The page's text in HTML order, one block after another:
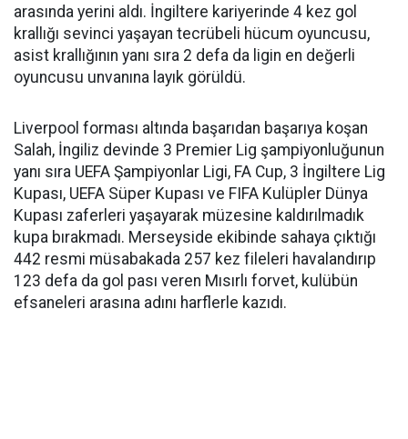
arasında yerini aldı. İngiltere kariyerinde 4 kez gol
krallığı sevinci yaşayan tecrübeli hücum oyuncusu,
asist krallığının yanı sıra 2 defa da ligin en değerli
oyuncusu unvanına layık görüldü.
Liverpool forması altında başarıdan başarıya koşan
Salah, İngiliz devinde 3 Premier Lig şampiyonluğunun
yanı sıra UEFA Şampiyonlar Ligi, FA Cup, 3 İngiltere Lig
Kupası, UEFA Süper Kupası ve FIFA Kulüpler Dünya
Kupası zaferleri yaşayarak müzesine kaldırılmadık
kupa bırakmadı. Merseyside ekibinde sahaya çıktığı
442 resmi müsabakada 257 kez fileleri havalandırıp
123 defa da gol pası veren Mısırlı forvet, kulübün
efsaneleri arasına adını harflerle kazıdı.